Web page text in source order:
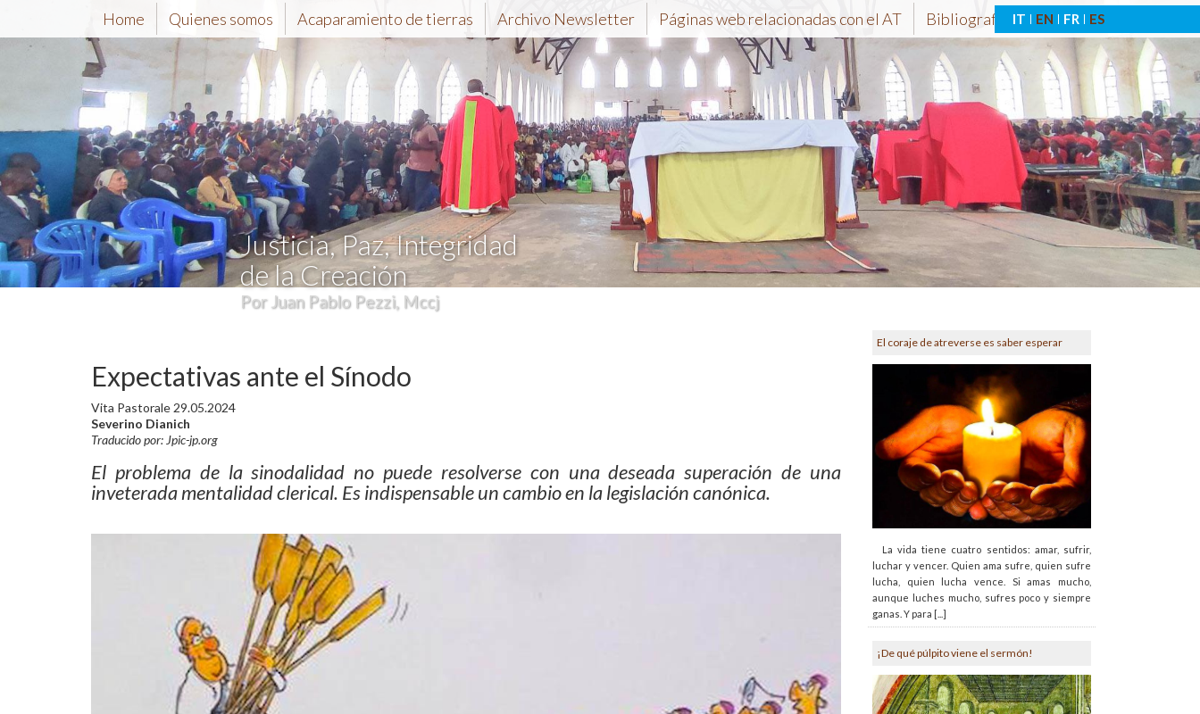
Home Quienes somos Acaparamiento de tierras Archivo Newsletter Páginas web relacionadas con el AT Bibliografía-At
IT EN FR ES
Justicia, Paz, Integridad
de la Creación
Por Juan Pablo Pezzi, Mccj
Expectativas ante el Sínodo
Vita Pastorale 29.05.2024
Severino Dianich
Traducido por: Jpic-jp.org
El problema de la sinodalidad no puede resolverse con una deseada superación de una
inveterada mentalidad clerical. Es indispensable un cambio en la legislación canónica.
El coraje de atreverse es saber esperar
La vida tiene cuatro sentidos: amar, sufrir,
luchar y vencer. Quien ama sufre, quien sufre
lucha, quien lucha vence. Si amas mucho,
aunque luches mucho, sufres poco y siempre
ganas. Y para [...]
¡De qué púlpito viene el sermón!